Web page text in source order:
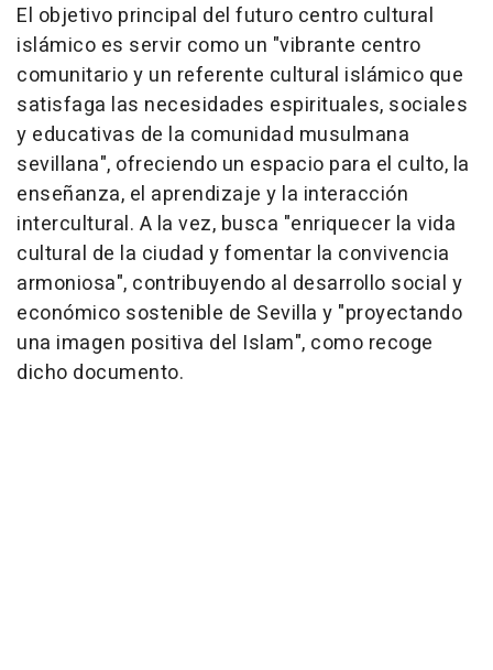
El objetivo principal del futuro centro cultural
islámico es servir como un "vibrante centro
comunitario y un referente cultural islámico que
satisfaga las necesidades espirituales, sociales
y educativas de la comunidad musulmana
sevillana", ofreciendo un espacio para el culto, la
enseñanza, el aprendizaje y la interacción
intercultural. A la vez, busca "enriquecer la vida
cultural de la ciudad y fomentar la convivencia
armoniosa", contribuyendo al desarrollo social y
económico sostenible de Sevilla y "proyectando
una imagen positiva del Islam", como recoge
dicho documento.